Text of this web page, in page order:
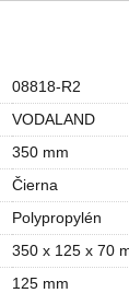
08818-R2
VODALAND
350 mm
Čierna
Polypropylén
350 x 125 x 70
125 mm